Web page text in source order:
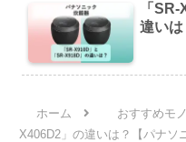
「
違いは
ホーム おすすめモノ
X406D2」の違いは？【パナソ